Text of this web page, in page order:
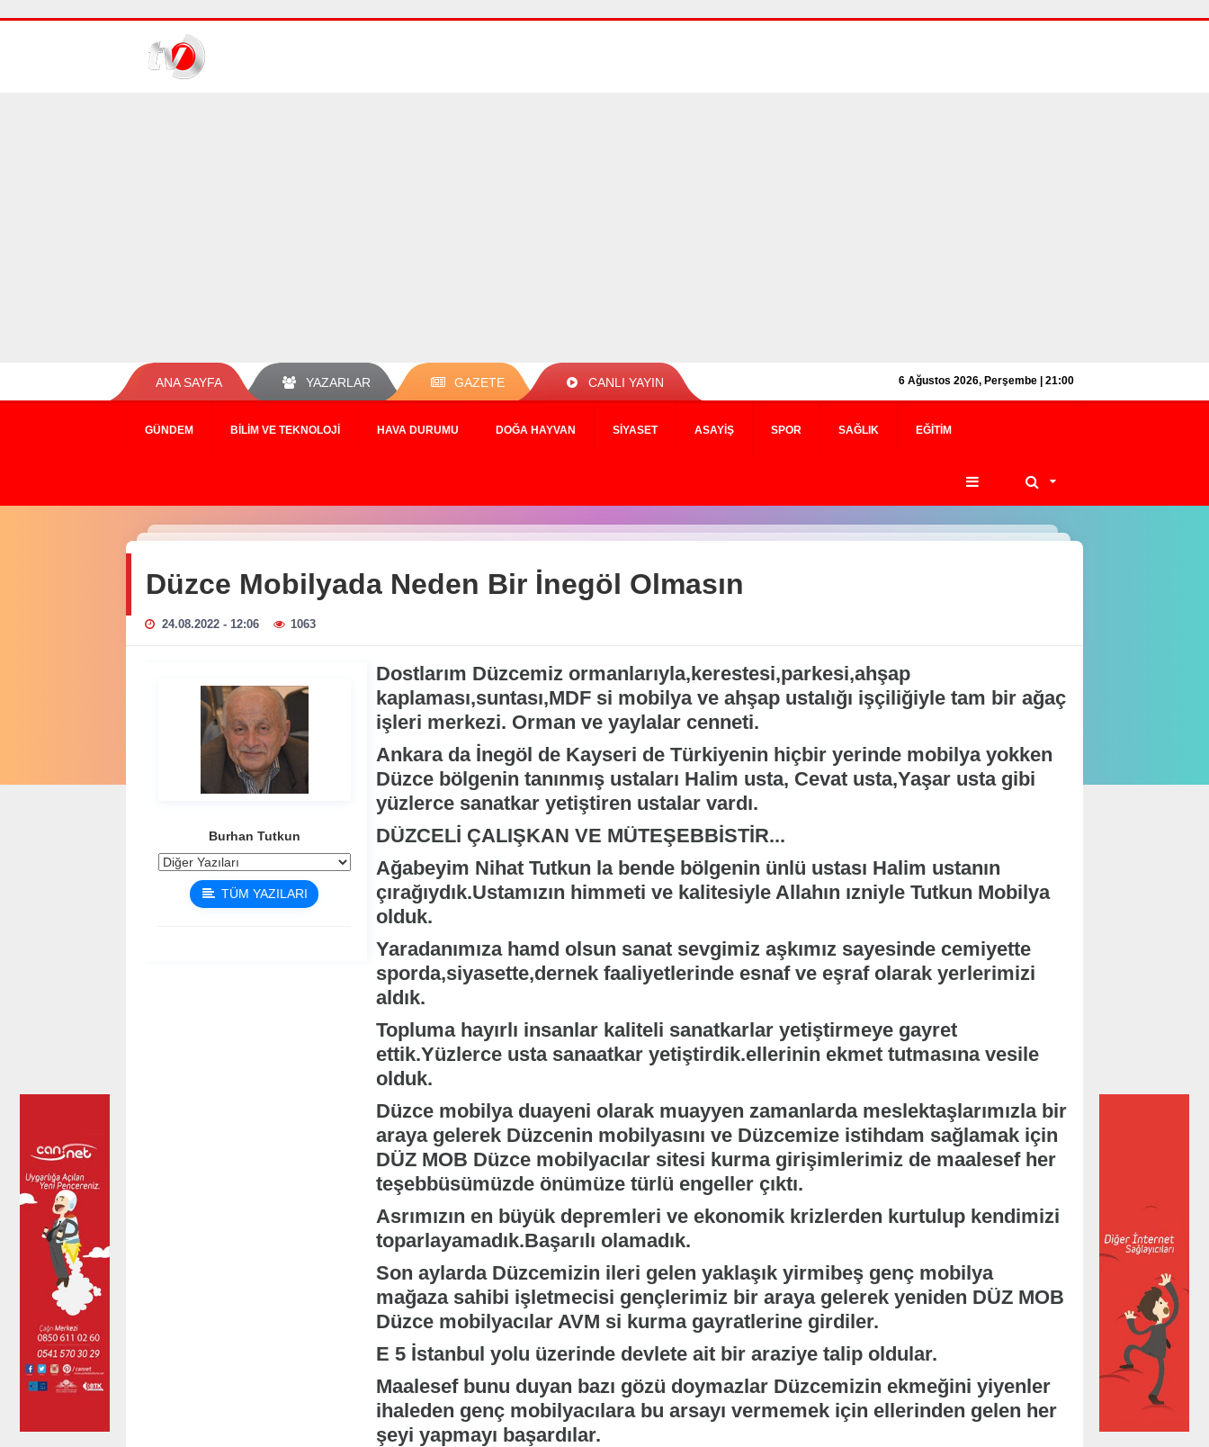
ANA SAYFA YAZARLAR GAZETE CANLI YAYIN 6 Ağustos 2026, Perşembe | 21:01
GÜNDEM BILIM VE TEKNOLOJI HAVA DURUMU DOĞA HAYVAN SIYASET ASAYIŞ SPOR SAĞLIK EĞITIM
Düzce Mobilyada Neden Bir İnegöl Olmasın
24.08.2022 - 12:06 1063
Burhan Tutkun
TÜM YAZILARI
Dostlarım Düzcemiz ormanlarıyla,kerestesi,parkesi,ahşap
kaplaması,suntası,MDF si mobilya ve ahşap ustalığı işçiliğiyle tam bir ağaç
işleri merkezi. Orman ve yaylalar cenneti.
Ankara da İnegöl de Kayseri de Türkiyenin hiçbir yerinde mobilya yokken
Düzce bölgenin tanınmış ustaları Halim usta, Cevat usta,Yaşar usta gibi
yüzlerce sanatkar yetiştiren ustalar vardı.
DÜZCELİ ÇALIŞKAN VE MÜTEŞEBBİSTİR...
Ağabeyim Nihat Tutkun la bende bölgenin ünlü ustası Halim ustanın
çırağıydık.Ustamızın himmeti ve kalitesiyle Allahın ızniyle Tutkun Mobilya
olduk.
Yaradanımıza hamd olsun sanat sevgimiz aşkımız sayesinde cemiyette
sporda,siyasette,dernek faaliyetlerinde esnaf ve eşraf olarak yerlerimizi
aldık.
Topluma hayırlı insanlar kaliteli sanatkarlar yetiştirmeye gayret
ettik.Yüzlerce usta sanaatkar yetiştirdik.ellerinin ekmet tutmasına vesile
olduk.
Düzce mobilya duayeni olarak muayyen zamanlarda meslektaşlarımızla bir
araya gelerek Düzcenin mobilyasını ve Düzcemize istihdam sağlamak için
DÜZ MOB Düzce mobilyacılar sitesi kurma girişimlerimiz de maalesef her
teşebbüsümüzde önümüze türlü engeller çıktı.
Asrımızın en büyük depremleri ve ekonomik krizlerden kurtulup kendimizi
toparlayamadık.Başarılı olamadık.
Son aylarda Düzcemizin ileri gelen yaklaşık yirmibeş genç mobilya
mağaza sahibi işletmecisi gençlerimiz bir araya gelerek yeniden DÜZ MOB
Düzce mobilyacılar AVM si kurma gayratlerine girdiler.
E 5 İstanbul yolu üzerinde devlete ait bir araziye talip oldular.
Maalesef bunu duyan bazı gözü doymazlar Düzcemizin ekmeğini yiyenler
ihaleden genç mobilyacılara bu arsayı vermemek için ellerinden gelen her
şeyi yapmayı başardılar.